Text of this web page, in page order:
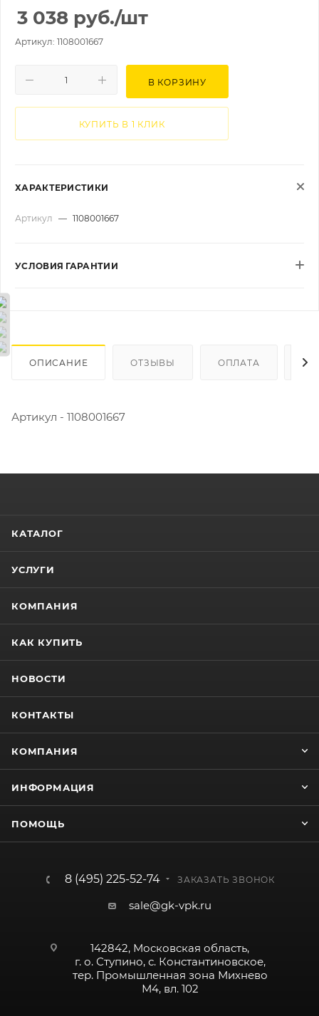
3 038 руб./шт
Артикул: 1108001667
В КОРЗИНУ
КУПИТЬ В 1 КЛИК
ХАРАКТЕРИСТИКИ
Артикул — 1108001667
УСЛОВИЯ ГАРАНТИИ
ОПИСАНИЕ ОТЗЫВЫ ОПЛАТА
Артикул - 1108001667
КАТАЛОГ
УСЛУГИ
КОМПАНИЯ
КАК КУПИТЬ
НОВОСТИ
КОНТАКТЫ
КОМПАНИЯ
ИНФОРМАЦИЯ
ПОМОЩЬ
8 (495) 225-52-74 ЗАКАЗАТЬ ЗВОНОК
sale@gk-vpk.ru
142842, Московская область,
г. о. Ступино, с. Константиновское,
тер. Промышленная зона Михнево
М4, вл. 102